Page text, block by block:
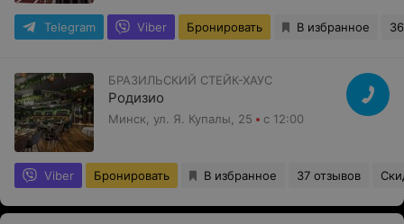
Telegram Viber Бронировать В избранное
БРАЗИЛЬСКИЙ СТЕЙК-ХАУС
Родизио
Минск, ул. Я. Купалы, 25 с 12:00
Viber Бронировать В избранное 37 отзывов